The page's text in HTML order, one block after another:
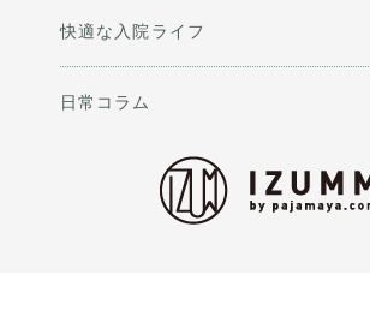
快適な入院ライフ
日常コラム